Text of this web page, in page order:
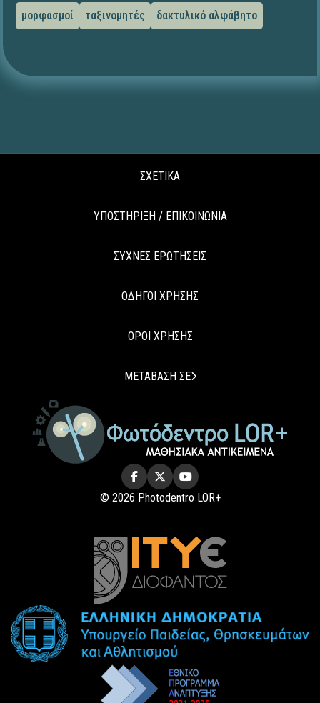
μορφασμοί
ταξινομητές δακτυλικό αλφάβητο
ΣΧΕΤΙΚΑ
ΥΠΟΣΤΗΡΙΞΗ / ΕΠΙΚΟΙΝΩΝΙΑ
ΣΥΧΝΕΣ ΕΡΩΤΗΣΕΙΣ
ΟΔΗΓΟΙ ΧΡΗΣΗΣ
ΟΡΟΙ ΧΡΗΣΗΣ
ΜΕΤΑΒΑΣΗ ΣΕ
© 2026 Photodentro LOR+